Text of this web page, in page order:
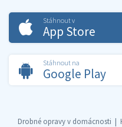
Stáhnout v
App Store
Stáhnout na
Google Play
Drobné opravy v domácnosti